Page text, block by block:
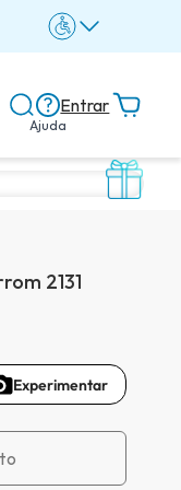
Ajuda
Entrar
2131
Experimentar